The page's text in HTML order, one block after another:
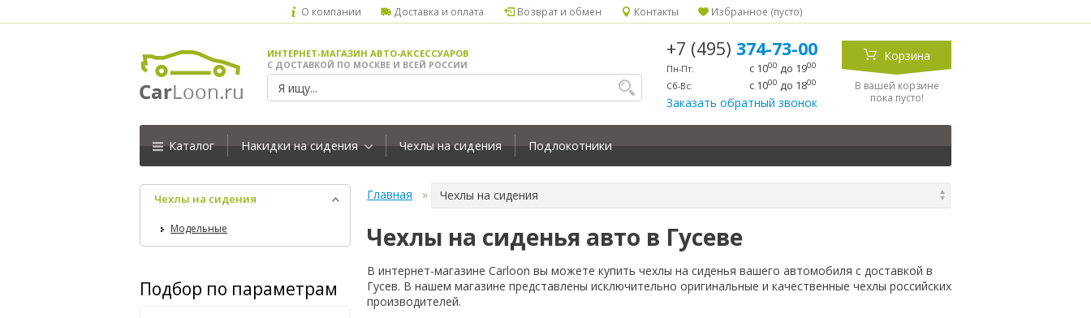
О компании Доставка и оплата Возврат и обмен Контакты Избранное (пусто)
ИНТЕРНЕТ-МАГАЗИН АВТО-АКСЕССУАРОВ
С ДОСТАВКОЙ ПО МОСКВЕ И ВСЕЙ РОССИИ
+7 (495) 374-73-00
Пн-Пт: с 1000 до 1900
Сб-Вс: с 1000 до 1800
Заказать обратный звонок
Корзина
В вашей корзине
пока пусто!
Каталог Накидки на сидения Чехлы на сидения Подлокотники
Чехлы на сидения
Модельные
Подбор по параметрам
Главная Чехлы на сидения
Чехлы на сиденья авто в Гусеве
В интернет-магазине Carloon вы можете купить чехлы на сиденья вашего автомобиля с доставкой в
Гусев. В нашем магазине представлены исключительно оригинальные и качественные чехлы российских
производителей.